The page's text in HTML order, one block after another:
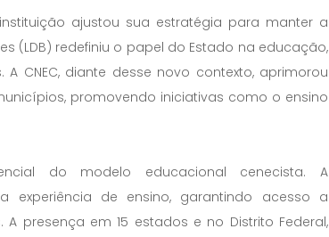
ajustou sua estratégia para manter a
(LDB) redefiniu o papel do Estado na educação,
CNEC, diante desse novo contexto, aprimorou
promovendo iniciativas como o ensino
do modelo educacional cenecista. A
experiência de ensino, garantindo acesso a
presença em 15 estados e no Distrito Federal,